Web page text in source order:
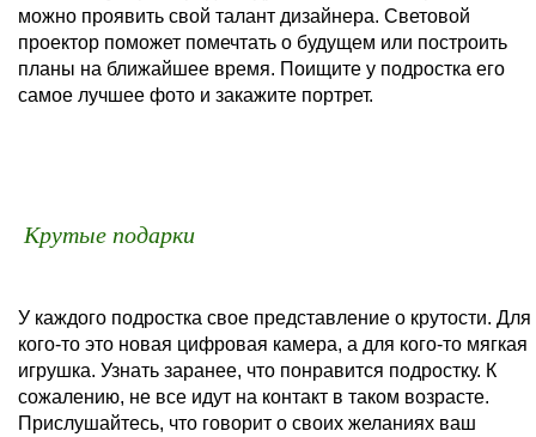
можно проявить свой талант дизайнера. Световой
проектор поможет помечтать о будущем или построить
планы на ближайшее время. Поищите у подростка его
самое лучшее фото и закажите портрет.
Крутые подарки
У каждого подростка свое представление о крутости. Для
кого-то это новая цифровая камера, а для кого-то мягкая
игрушка. Узнать заранее, что понравится подростку. К
сожалению, не все идут на контакт в таком возрасте.
Прислушайтесь, что говорит о своих желаниях ваш